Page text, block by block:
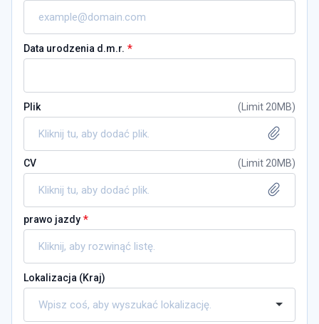
Data urodzenia d.m.r. *
Plik ( Limit 20MB)
Kliknij tu, aby dodać plik.
CV ( Limit 20MB)
Kliknij tu, aby dodać plik.
prawo jazdy *
Lokalizacja (Kraj)